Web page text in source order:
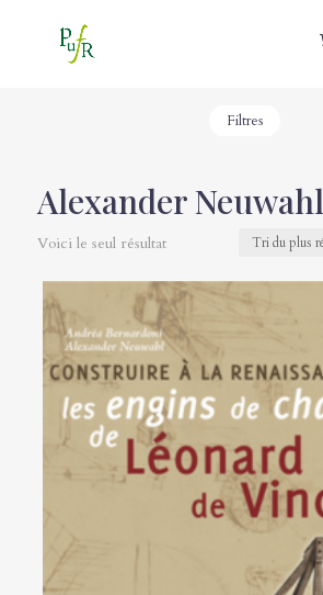
Filtres
Alexander Neuwahl
Voici le seul résultat